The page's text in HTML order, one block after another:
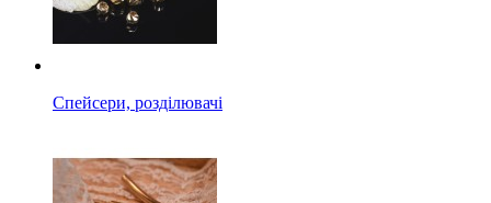
Спейсери, розділювачі